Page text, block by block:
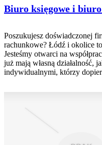
Biuro księgowe i
Poszukujesz doświadczonej
rachunkowe? Łódź i okolice
Jesteśmy otwarci na
już mają własną działalność,
indywidualnymi, którzy